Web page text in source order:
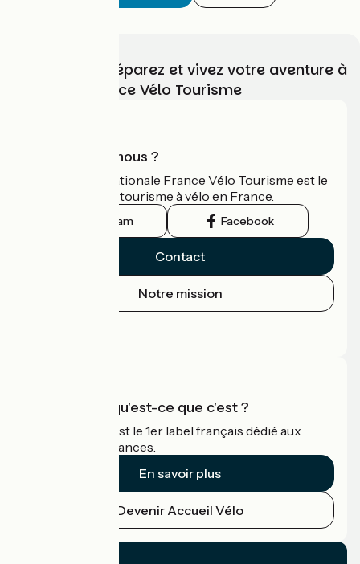
Choisissez, préparez et vivez votre aventure à
vélo avec France Vélo Tourisme
Qui sommes-nous ?
L'association nationale France Vélo Tourisme est le
guide officiel du tourisme à vélo en France.
Instagram Facebook
Contact
Notre mission
Accueil Vélo qu'est-ce que c'est ?
Accueil Vélo c'est le 1er label français dédié aux
cyclistes en vacances.
En savoir plus
Devenir Accueil Vélo